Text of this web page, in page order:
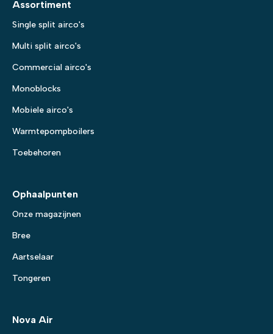
Assortiment
Single split airco's
Multi split airco's
Commercial airco's
Monoblocks
Mobiele airco's
Warmtepompboilers
Toebehoren
Ophaalpunten
Onze magazijnen
Bree
Aartselaar
Tongeren
Nova Air